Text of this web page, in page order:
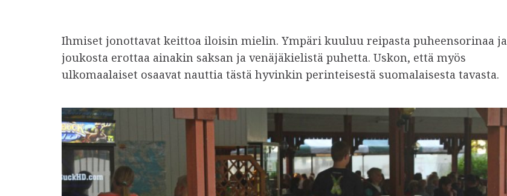
Ihmiset jonottavat keittoa iloisin mielin. Ympäri kuuluu reipasta puheensorinaa ja
joukosta erottaa ainakin saksan ja venäjäkielistä puhetta. Uskon, että myös
ulkomaalaiset osaavat nauttia tästä hyvinkin perinteisestä suomalaisesta tavasta.